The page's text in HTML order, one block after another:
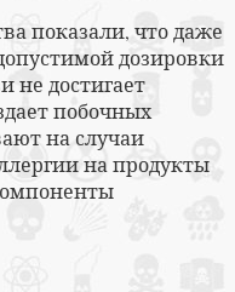
показали, что даже
дозировки
не достигает
побочных
на случаи
на продукты